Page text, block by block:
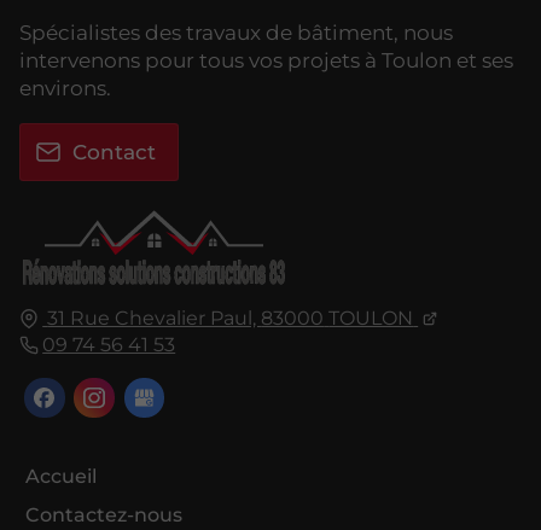
31 Rue Chevalier Paul, 83000 TOULON
09 74 56 41 53
Accueil
Contactez-nous
Spécialistes des travaux de bâtiment, nous
intervenons pour tous vos projets à Toulon et ses
environs.
Contact